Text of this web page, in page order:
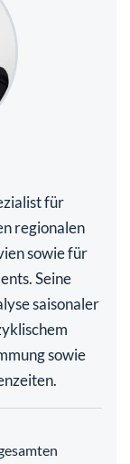
für
regionalen
sowie für
Seine
saisonaler
sowie